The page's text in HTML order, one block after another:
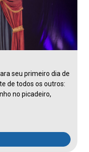
seu primeiro dia de
de todos os outros:
no picadeiro,